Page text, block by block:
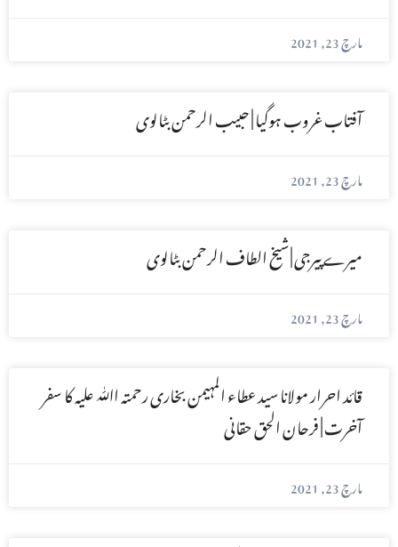
مارچ 23, 2021
آفتاب غروب ہوگیا | حبیب الرحمن بٹالوی
مارچ 23, 2021
میرے پیرجی | شیخ الطاف الرحمن بٹالوی
مارچ 23, 2021
قائد احرار مولانا سید عطاء المہیمن بخاری رحمتہ اﷲ علیہ کا سفر
آخرت | فرحان الحق حقانی
مارچ 23, 2021